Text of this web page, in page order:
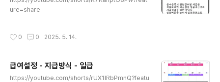
ure=share
0 0 2025. 5. 14.
급여설정 - 지급방식 - 일급
https://youtube.com/shorts/rUX1IRbPmnQ?featu